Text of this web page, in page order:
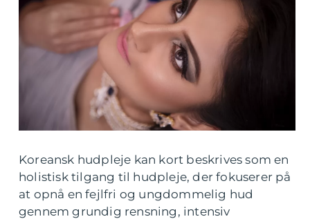
Koreansk hudpleje kan kort beskrives som en
holistisk tilgang til hudpleje, der fokuserer på
at opnå en fejlfri og ungdommelig hud
gennem grundig rensning, intensiv